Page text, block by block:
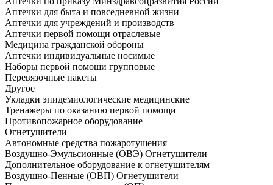
Аптечки для быта и повседневной жизни
Аптечки для учреждений и производств
Аптечки первой помощи отраслевые
Медицина гражданской обороны
Аптечки индивидуальные носимые
Наборы первой помощи групповые
Перевязочные пакеты
Другое
Укладки эпидемиологические медицинские
Тренажеры по оказанию первой помощи
Противопожарное оборудование
Огнетушители
Автономные средства пожаротушения
Воздушно-Эмульсионные (ОВЭ) Огнетушители
Дополнительное оборудование к огнетушителям
Воздушно-Пенные (ОВП) Огнетушители